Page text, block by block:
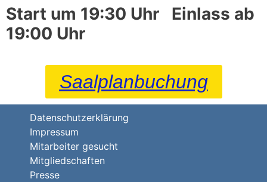
Start um 19:30 Uhr Einlass ab
19:00 Uhr
Saalplanbuchung
Datenschutzerklärung
Impressum
Mitarbeiter gesucht
Mitgliedschaften
Presse